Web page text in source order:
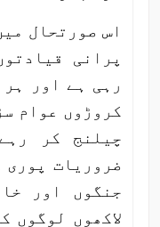
اس صورتحال
پرانی
رہی ہے اور
کروڑوں عوام
چیلنج کر
ضروریات
جنگوں اور
لاکھوں لوگوں